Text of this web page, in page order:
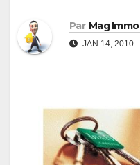
Par Mag Immo
JAN 14, 2010